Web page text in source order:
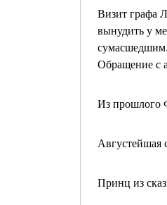
Визит графа
вынудить у
Обращение с
Из прошлого
Августейшая
Принц из